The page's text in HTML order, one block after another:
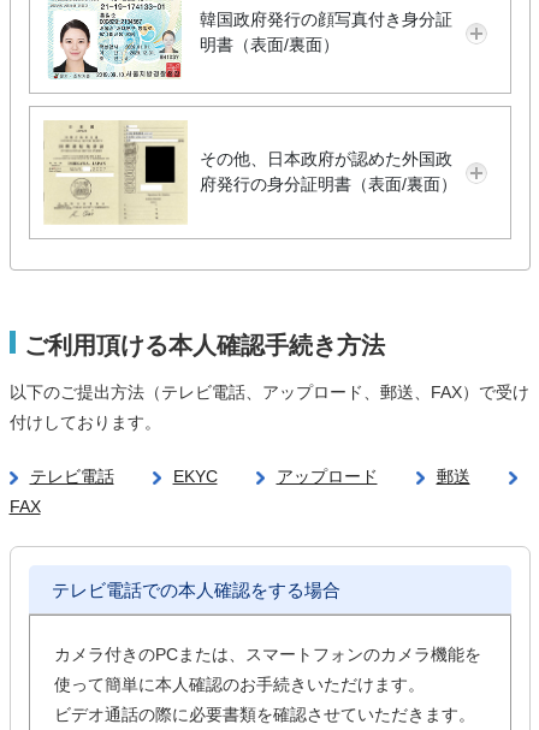
韓国政府発行の顔写真付き身分証
明書（表面/裏面）
その他、日本政府が認めた外国政
府発行の身分証明書（表面/裏面）
ご利用頂ける本人確認手続き方法
以下のご提出方法（テレビ電話、アップロード、郵送、FAX）で受け
付けしております。
テレビ電話 EKYC アップロード
郵送
FAX
テレビ電話での本人確認をする場合
カメラ付きのPCまたは、スマートフォンのカメラ機能を
使って簡単に本人確認のお手続きいただけます。
ビデオ通話の際に必要書類を確認させていただきます。